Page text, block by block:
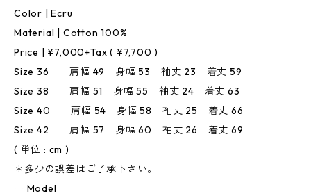
Color | Ecru
Material | Cotton 100%
Price | ¥7,000+Tax ( ¥7,700 )
Size 36 肩幅 49 身幅 53 袖丈 23 着丈 59
Size 38 肩幅 51 身幅 55 袖丈 24 着丈 63
Size 40 肩幅 54 身幅 58 袖丈 25 着丈 66
Size 42 肩幅 57 身幅 60 袖丈 26 着丈 69
( 単位 : cm )
＊多少の誤差はご了承下さい。
ー Model